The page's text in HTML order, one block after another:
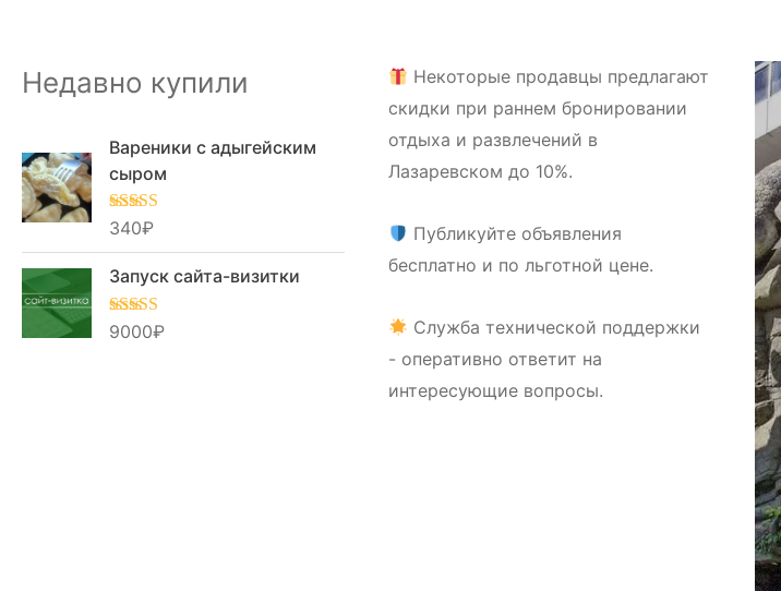
Недавно купили
Вареники с адыгейским
сыром
Оценка
340₽
Запуск сайта-визитки
Оценка
9000₽
Некоторые продавцы предлагают
скидки при раннем бронировании
отдыха и развлечений в
Лазаревском до 10%.
Публикуйте объявления
бесплатно и по льготной цене.
Служба технической поддержки
- оперативно ответит на
интересующие вопросы.